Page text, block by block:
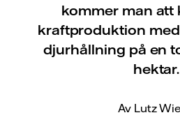
kommer man att
kraftproduktion
djurhållning på en
hektar.
Av Lutz